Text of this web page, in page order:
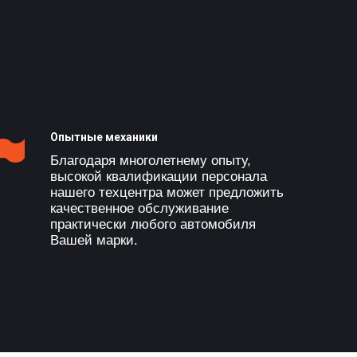
Опытные механики
Благодаря многолетнему опыту,
высокой квалификации персонала
нашего техцентра может предложить
качественное обслуживание
практически любого автомобиля
Вашей марки.